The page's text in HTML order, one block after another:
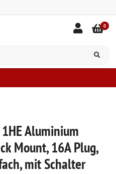
0
Aluminium
Mount, 16A Plug,
mit Schalter